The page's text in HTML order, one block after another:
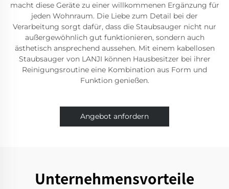
macht diese Geräte zu einer willkommenen Ergänzung für
jeden Wohnraum. Die Liebe zum Detail bei der
Verarbeitung sorgt dafür, dass die Staubsauger nicht nur
außergewöhnlich gut funktionieren, sondern auch
ästhetisch ansprechend aussehen. Mit einem kabellosen
Staubsauger von LANJI können Hausbesitzer bei ihrer
Reinigungsroutine eine Kombination aus Form und
Funktion genießen.
Angebot anfordern
Unternehmensvorteile